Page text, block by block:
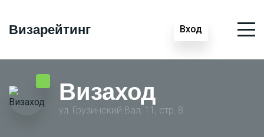
Визарейтинг Вход
Визаход
ул. Грузинский Вал, 11, стр. 8